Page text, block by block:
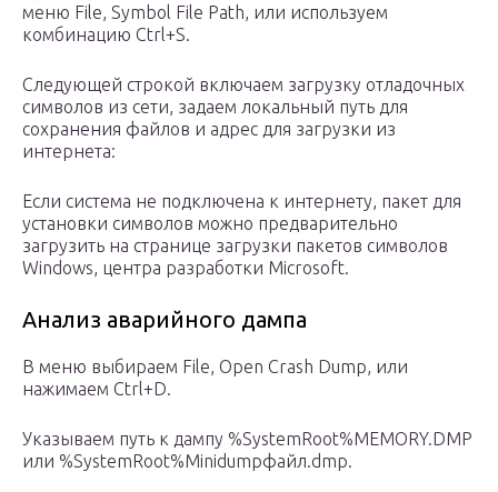
меню File, Symbol File Path, или используем
комбинацию Ctrl+S.
Следующей строкой включаем загрузку отладочных
символов из сети, задаем локальный путь для
сохранения файлов и адрес для загрузки из
интернета:
Если система не подключена к интернету, пакет для
установки символов можно предварительно
загрузить на странице загрузки пакетов символов
Windows, центра разработки Microsoft.
Анализ аварийного дампа
В меню выбираем File, Open Crash Dump, или
нажимаем Ctrl+D.
Указываем путь к дампу %SystemRoot%MEMORY.DMP
или %SystemRoot%Minidumpфайл.dmp.